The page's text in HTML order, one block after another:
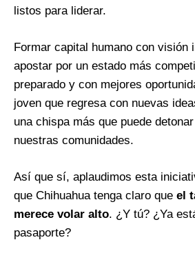
listos para liderar.
Formar capital humano con visión
apostar por un estado más
preparado y con mejores
joven que regresa con nuevas
una chispa más que puede
nuestras comunidades.
Así que sí, aplaudimos esta
que Chihuahua tenga claro que el
merece volar alto. ¿Y tú? ¿Ya
pasaporte?